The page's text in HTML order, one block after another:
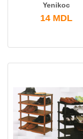
Yenikoc
14 MDL